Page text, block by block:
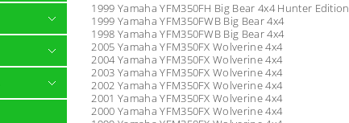
1999 Yamaha YFM350FH Big Bear 4x4 Hunter Edition
1999 Yamaha YFM350FWB Big Bear 4x4
1998 Yamaha YFM350FWB Big Bear 4x4
2005 Yamaha YFM350FX Wolverine 4x4
2004 Yamaha YFM350FX Wolverine 4x4
2003 Yamaha YFM350FX Wolverine 4x4
2002 Yamaha YFM350FX Wolverine 4x4
2001 Yamaha YFM350FX Wolverine 4x4
2000 Yamaha YFM350FX Wolverine 4x4